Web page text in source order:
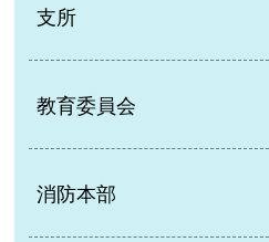
支所
教育委員会
消防本部